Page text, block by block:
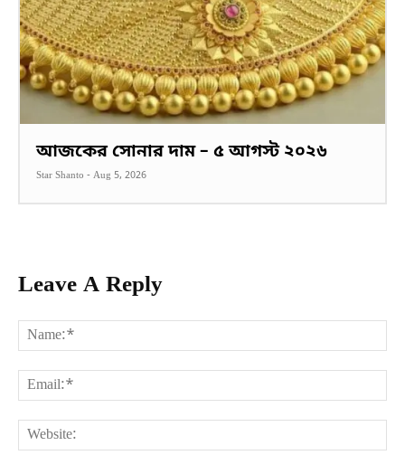
আজকের সোনার দাম – ৫ আগস্ট ২০২৬
Star Shanto - Aug 5, 2026
Leave A Reply